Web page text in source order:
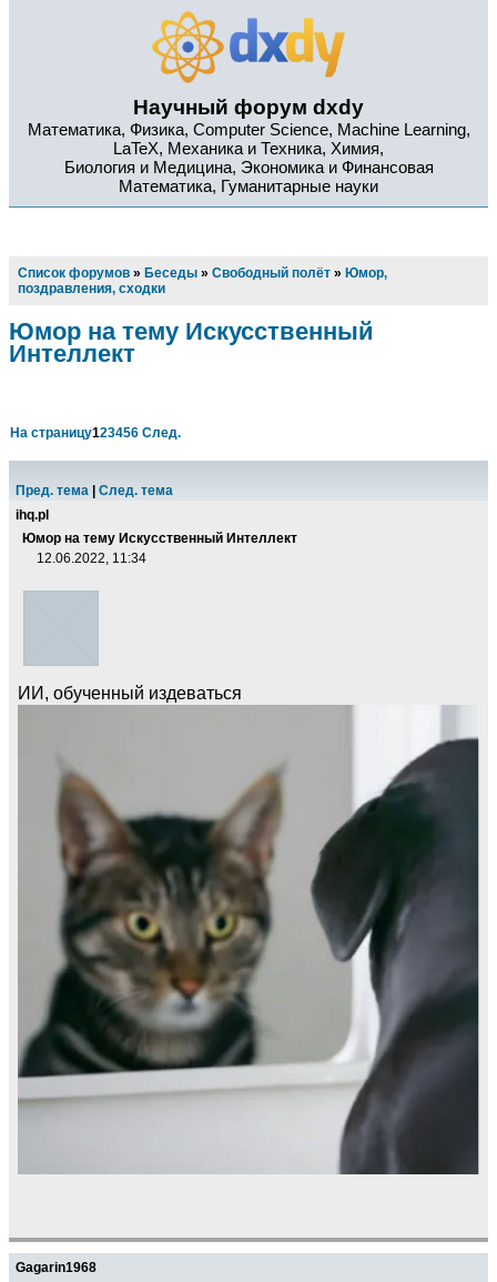
Научный форум dxdy
Математика, Физика, Computer Science, Machine Learning,
LaTeX, Механика и Техника, Химия,
Биология и Медицина, Экономика и Финансовая
Математика, Гуманитарные науки
Список форумов » Беседы » Свободный полёт » Юмор,
поздравления, сходки
Юмор на тему Искусственный
Интеллект
На страницу123456 След.
Пред. тема
След. тема
ihq.pl
Юмор на тему Искусственный Интеллект
12.06.2022, 11:34
ИИ, обученный издеваться
Gagarin1968